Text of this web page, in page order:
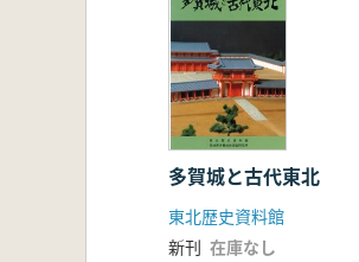
多賀城と古代東北
東北歴史資料館
新刊 在庫なし